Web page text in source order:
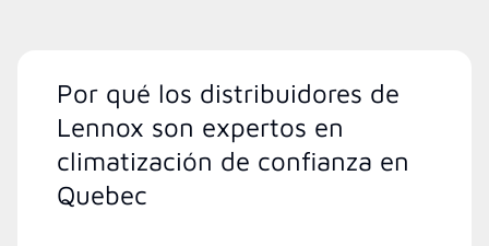
Por qué los distribuidores de
Lennox son expertos en
climatización de confianza en
Quebec